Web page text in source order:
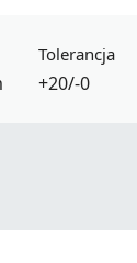
Tolerancja
+20/-0